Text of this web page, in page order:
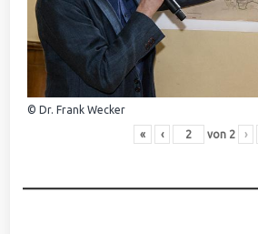
© Dr. Frank Wecker
« ‹ von 2 ›